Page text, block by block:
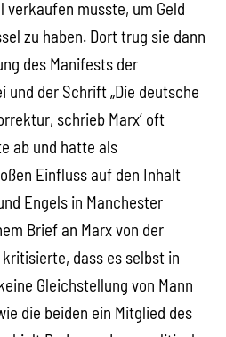
verkaufen musste, um Geld
zu haben. Dort trug sie dann
des Manifests der
und der Schrift „Die deutsche
schrieb Marx‘ oft
ab und hatte als
Einfluss auf den Inhalt
Engels in Manchester
Brief an Marx von der
dass es selbst in
Gleichstellung von Mann
die beiden ein Mitglied des